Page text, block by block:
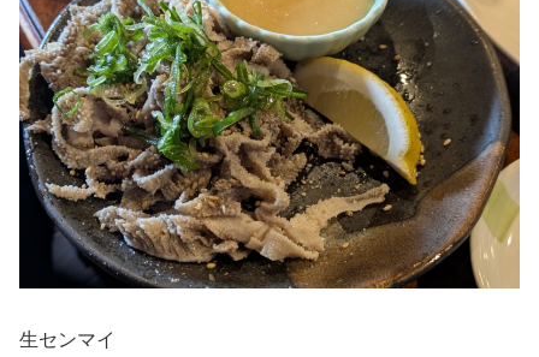
生センマイ